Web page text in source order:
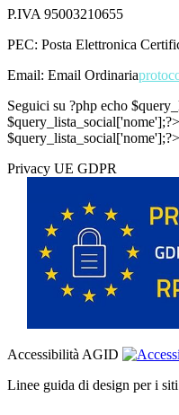
P.IVA 95003210655
PEC: Posta Elettronica
Email: Email Ordinaria
Seguici su ?php echo
$query_lista_social['nome'];?>
$query_lista_social['nome'];?>
Privacy UE GDPR
Accessibilità AGID
Linee guida di design per i